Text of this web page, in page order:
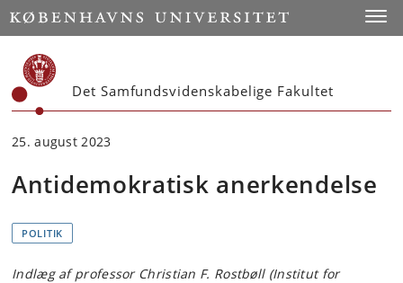
Start
Det Samfundsvidenskabelige Fakultet
25. august 2023
Antidemokratisk anerkendelse
POLITIK
Indlæg af professor Christian F. Rostbøll (Institut for